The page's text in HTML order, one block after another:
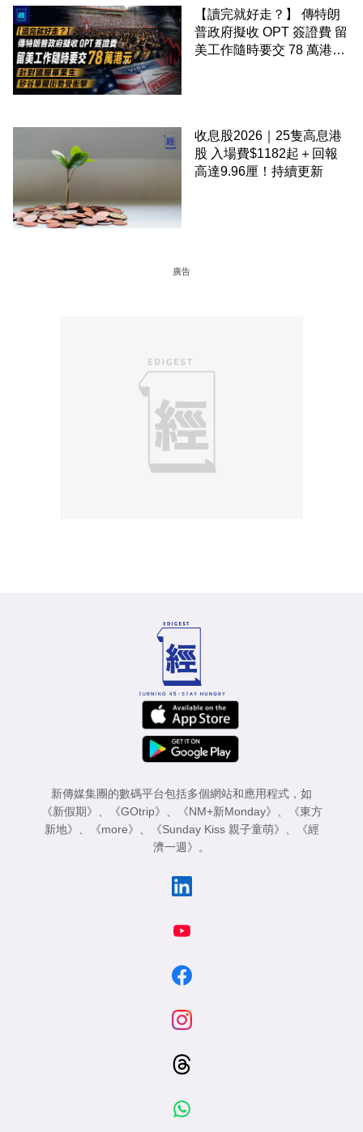
【讀完就好走？】 傳特朗
普政府擬收 OPT 簽證費 留
美工作隨時要交 78 萬港元
收息股2026｜25隻高息港
股 入場費$1182起＋回報
高達9.96厘！持續更新
廣告
新傳媒集團的數碼平台包括多個網站和應用程式，如
《新假期》
《GOtrip》 《NM+新Monday》
《東方
新地》
《more》 《Sunday Kiss 親子童萌》
《經
濟一週》
。